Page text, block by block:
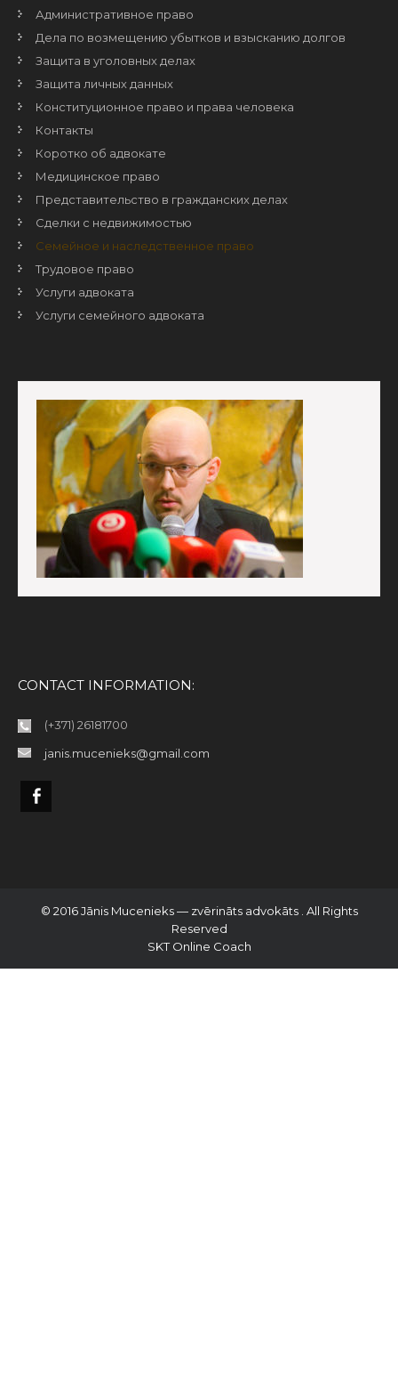
Административное право
Дела по возмещению убытков и взысканию долгов
Защита в уголовных делах
Защита личных данных
Конституционное право и права человека
Контакты
Коротко об адвокате
Медицинское право
Представительство в гражданских делах
Сделки с недвижимостью
Семейное и наследственное право
Трудовое право
Услуги адвоката
Услуги семейного адвоката
CONTACT INFORMATION:
(+371) 26181700
janis.mucenieks@gmail.com
© 2016 Jānis Mucenieks — zvērināts advokāts . All Rights
Reserved
SKT Online Coach